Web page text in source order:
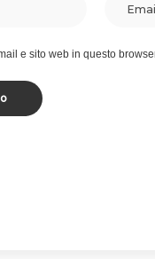
e sito web in questo